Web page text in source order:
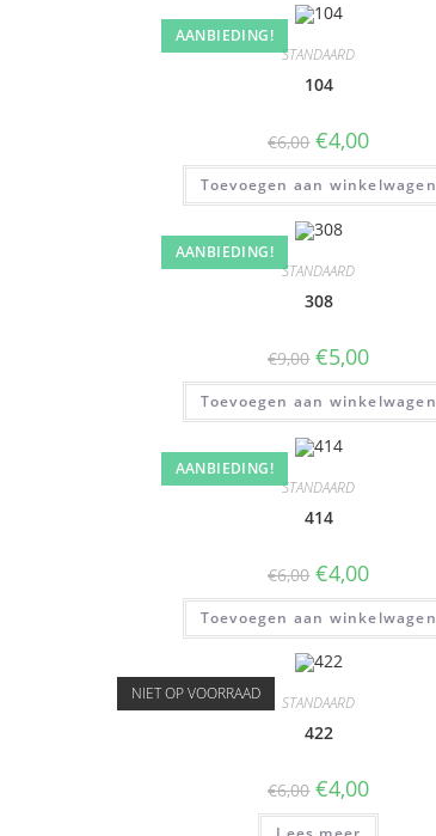
AANBIEDING!
STANDAARD
104
€6,00 €4,00
Toevoegen aan winkelwagen
AANBIEDING!
STANDAARD
308
€9,00 €5,00
Toevoegen aan winkelwagen
AANBIEDING!
STANDAARD
414
€6,00 €4,00
Toevoegen aan winkelwagen
NIET OP VOORRAAD STANDAARD
422
€6,00 €4,00